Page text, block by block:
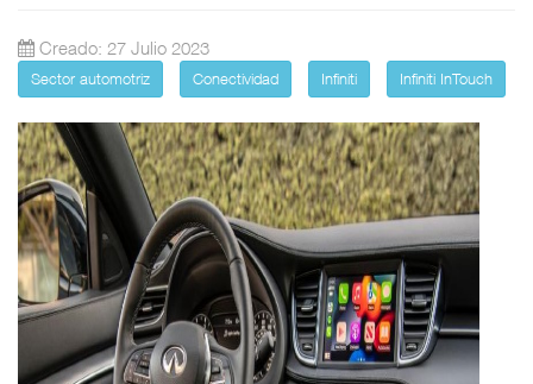
Creado: 27 Julio 2023
Sector automotriz Conectividad Infiniti Infiniti InTouch